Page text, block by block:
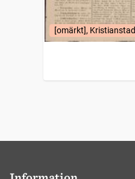
[omärkt], Kristianstad